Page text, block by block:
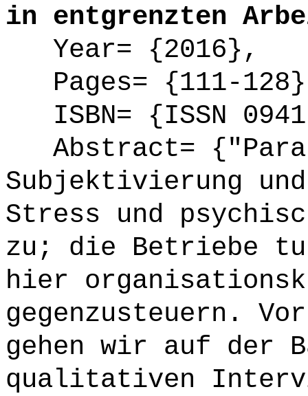
in entgrenzten
Year= {2016},
Pages= {111-
ISBN= {ISSN
Abstract=
Subjektivierung und
Stress und
zu; die Betriebe
hier
gegenzusteuern.
gehen wir auf der
qualitativen